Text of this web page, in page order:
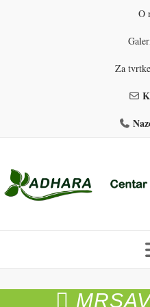
O
Za
to
PROGRAMI PREHRANE